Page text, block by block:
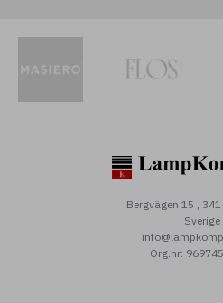
Bergvägen 15 ,
Sverige
Org.nr: